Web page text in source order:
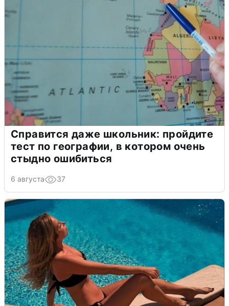
Справится даже школьник: пройдите
тест по географии, в котором очень
стыдно ошибиться
6 августа 37